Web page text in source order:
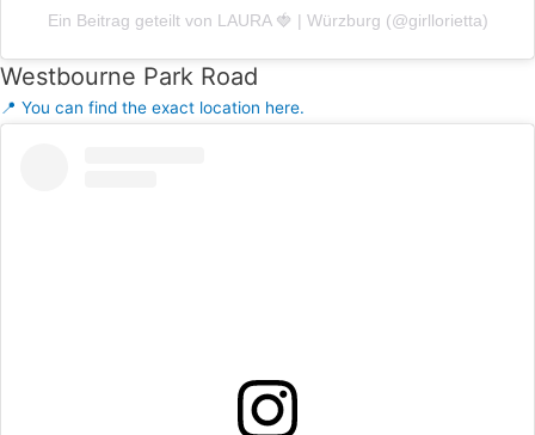
Ein Beitrag geteilt von LAURA 🍓 | Würzburg (@girllorietta)
Westbourne Park Road
📍 You can find the exact location here.